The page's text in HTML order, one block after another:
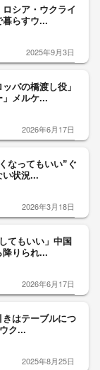
ロシア・ウクライ
らすウ...
2025年9月3日
パの橋渡し役」
メルケ...
2026年6月17日
なってもいい”ぐ
い状況...
2026年3月18日
てもいい」中国
りられ...
2026年6月17日
きはテーブルにつ
ク...
2025年8月25日